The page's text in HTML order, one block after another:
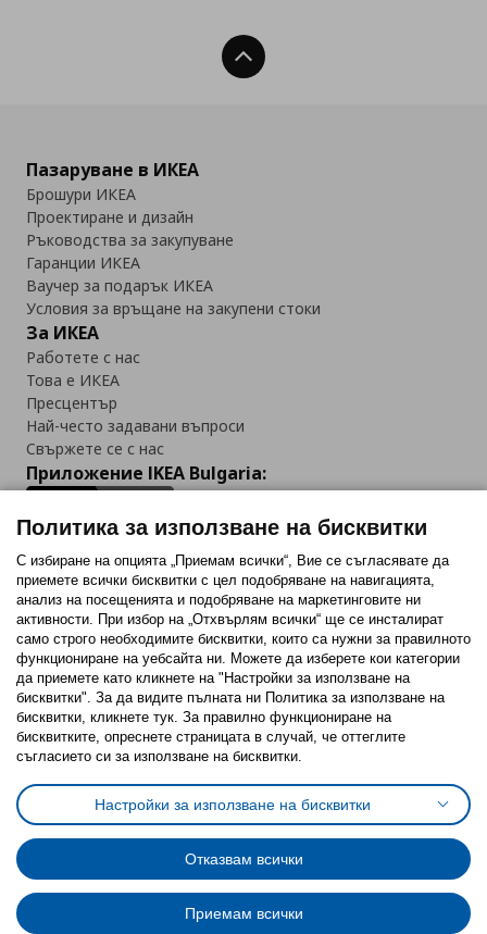
Нагоре
Пазаруване в ИКЕА
Брошури ИКЕА
Проектиране и дизайн
Ръководства за закупуване
Гаранции ИКЕА
Ваучер за подарък ИКЕА
Условия за връщане на закупени стоки
За ИКЕА
Работете с нас
Това е ИКЕА
Пресцентър
Най-често задавани въпроси
Свържете се с нас
Приложение IKEA Bulgaria:
Последвайте ни:
FacebookTwitterYoutubePinterestInstagram
Политика за използване на бисквитки (Cookies)
Избор на настройки за използване на бисквитки
Условия за ползване на ikea.bgОбща политика за личните данни
Политика за защита на личните данни на ikea.bg
Общи условия на програма IKEA Family
Политика за защита на лични данни на програма IKEA Family
Политика за използване на бисквитки
С избиране на опцията „Приемам всички“, Вие се съгласявате да
приемете всички бисквитки с цел подобряване на навигацията,
анализ на посещенията и подобряване на маркетинговите ни
активности. При избор на „Отхвърлям всички“ ще се инсталират
само строго необходимитe бисквитки, които са нужни за правилното
функциониране на уебсайта ни. Можете да изберете кои категории
да приемете като кликнете на "Настройки за използване на
бисквитки". За да видите пълната ни Политика за използване на
бисквитки, кликнете тук. За правилно функциониране на
бисквитките, опреснете страницата в случай, че оттеглите
съгласието си за използване на бисквитки.
Настройки за използване на бисквитки
Отказвам всички
Приемам всички